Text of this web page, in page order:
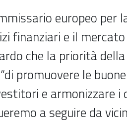
europeo per
finanziari e il
che la priorità
promuovere le
e armonizzare
a seguire da